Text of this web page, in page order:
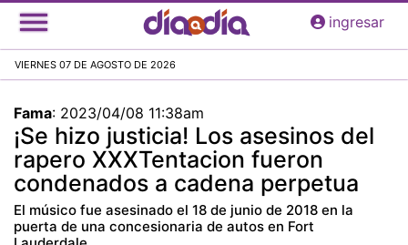
Pasar
al
principal
ingresar
VIERNES 07 DE AGOSTO DE 2026
Fama: 2023/04/08 11:38am
¡Se hizo justicia! Los asesinos del
rapero XXXTentacion fueron
condenados a cadena perpetua
El músico fue asesinado el 18 de junio de 2018 en la
puerta de una concesionaria de autos en Fort